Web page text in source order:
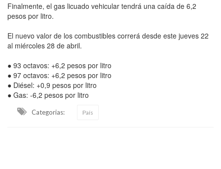
Finalmente, el gas licuado vehicular tendrá una caída de 6,2
pesos por litro.
El nuevo valor de los combustibles correrá desde este jueves 22
al miércoles 28 de abril.
● 93 octavos: +6,2 pesos por litro
● 97 octavos: +6,2 pesos por litro
● Diésel: +0,9 pesos por litro
● Gas: -6,2 pesos por litro
Categorias: País